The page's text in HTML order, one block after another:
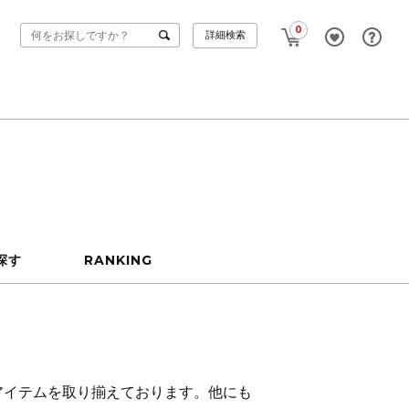
0
詳細検索
す RANKING
テムを取り揃えております。他にも